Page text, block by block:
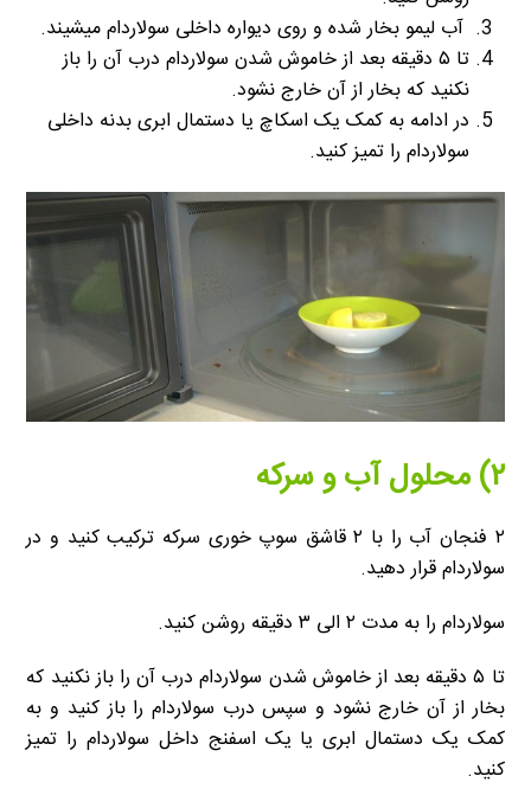
آب لیمو بخار شده و روی دیواره داخلی سولاردام میشیند.
تا ۵ دقیقه بعد از خاموش شدن سولاردام درب آن را باز
نکنید که بخار از آن خارج نشود.
در ادامه به کمک یک اسکاچ یا دستمال ابری بدنه داخلی
سولاردام را تمیز کنید.
۲) محلول آب و سرکه
۲ فنجان آب را با ۲ قاشق سوپ خوری سرکه ترکیب کنید و در
سولاردام قرار دهید.
سولاردام را به مدت ۲ الی ۳ دقیقه روشن کنید.
تا ۵ دقیقه بعد از خاموش شدن سولاردام درب آن را باز نکنید که
بخار از آن خارج نشود و سپس درب سولاردام را باز کنید و به
کمک یک دستمال ابری یا یک اسفنج داخل سولاردام را تمیز
کنید.